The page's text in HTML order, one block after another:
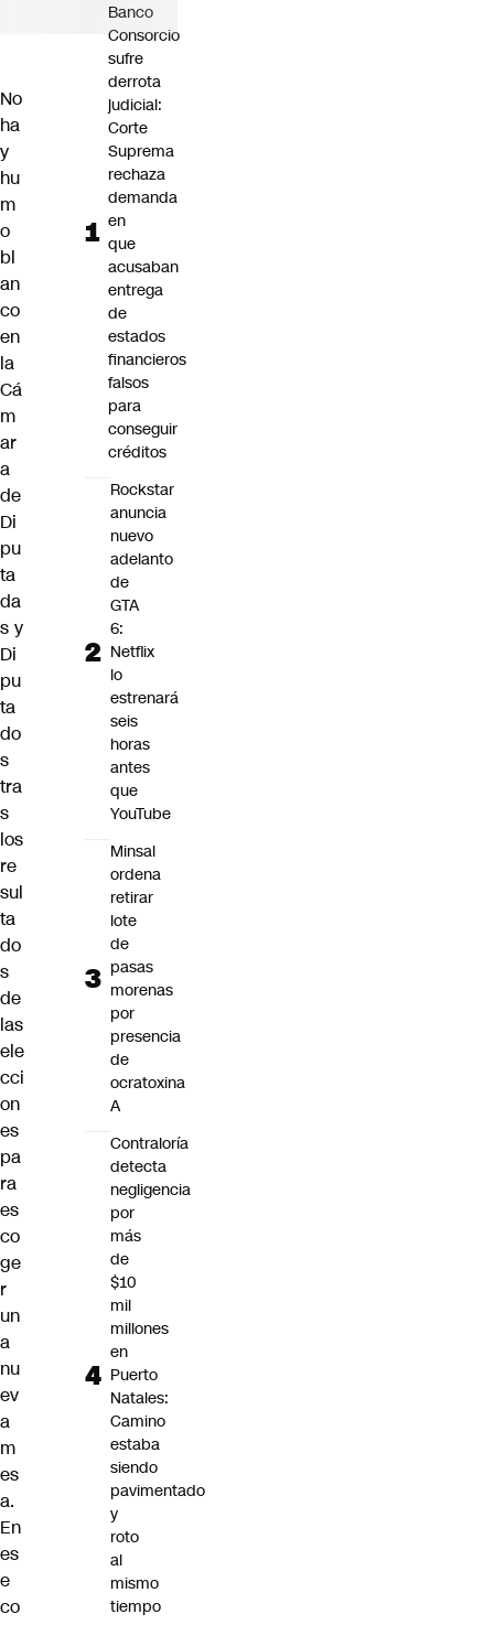
No
ha
y
hu
m
o
bl
an
co
en
la
Cá
m
ar
a
de
Di
pu
ta
da
s y
Di
pu
ta
do
s
tra
s
los
re
sul
ta
do
s
de
las
ele
cci
on
es
pa
ra
es
co
ge
r
un
a
nu
ev
a
m
es
a.
En
es
e
co
Banco
Consorcio
sufre
derrota
judicial:
Corte
Suprema
rechaza
demanda
en
que
acusaban
entrega
de
estados
financieros
falsos
para
conseguir
créditos
Rockstar
anuncia
nuevo
adelanto
de
GTA
6:
Netflix
lo
estrenará
seis
horas
antes
que
YouTube
Minsal
ordena
retirar
lote
de
pasas
morenas
por
presencia
de
ocratoxina
A
Contraloría
detecta
negligencia
por
más
de
$10
mil
millones
en
Puerto
Natales:
Camino
estaba
siendo
pavimentado
y
roto
al
mismo
tiempo